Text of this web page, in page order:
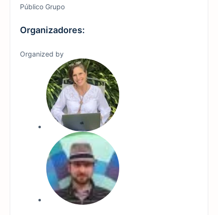
Público Grupo
Organizadores:
Organized by